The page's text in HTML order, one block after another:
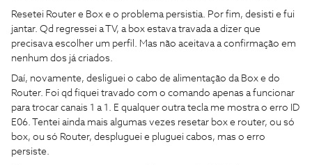
Resetei Router e Box e o problema persistia. Por fim, desisti e fui
jantar. Qd regressei a TV, a box estava travada a dizer que
precisava escolher um perfil. Mas não aceitava a confirmação em
nenhum dos já criados.
Daí, novamente, desliguei o cabo de alimentação da Box e do
Router. Foi qd fiquei travado com o comando apenas a funcionar
para trocar canais 1 a 1. E qualquer outra tecla me mostra o erro ID
E06. Tentei ainda mais algumas vezes resetar box e router, ou só
box, ou só Router, despluguei e pluguei cabos, mas o erro
persiste.